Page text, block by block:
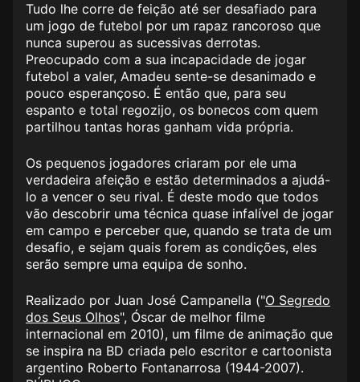
Tudo lhe corre de feição até ser desafiado para
um jogo de futebol por um rapaz rancoroso que
nunca superou as sucessivas derrotas.
Preocupado com a sua incapacidade de jogar
futebol a valer, Amadeu sente-se desanimado e
pouco esperançoso. É então que, para seu
espanto e total regozijo, os bonecos com quem
partilhou tantas horas ganham vida própria.
Os pequenos jogadores criaram por ele uma
verdadeira afeição e estão determinados a ajudá-
lo a vencer o seu rival. É deste modo que todos
vão descobrir uma técnica quase infalível de jogar
em campo e perceber que, quando se trata de um
desafio, e sejam quais forem as condições, eles
serão sempre uma equipa de sonho.
Realizado por Juan José Campanella ("O Segredo
dos Seus Olhos", Óscar de melhor filme
internacional em 2010​), um filme de animação que
se inspira na BD criada pelo escritor e cartoonista
argentino Roberto Fontanarrosa (1944-2007).